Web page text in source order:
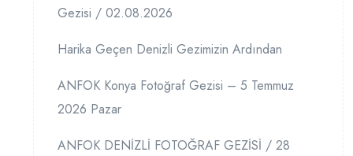
Gezisi / 02.08.2026
Harika Geçen Denizli Gezimizin Ardından
ANFOK Konya Fotoğraf Gezisi – 5 Temmuz
2026 Pazar
ANFOK DENİZLİ FOTOĞRAF GEZİSİ / 28